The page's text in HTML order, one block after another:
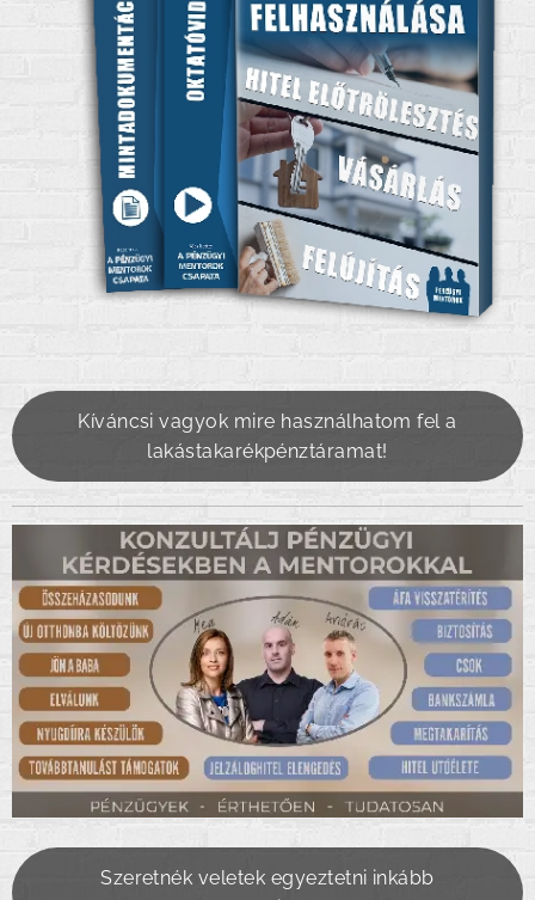
Kíváncsi vagyok mire használhatom fel a
lakástakarékpénztáramat!
Szeretnék veletek egyeztetni inkább